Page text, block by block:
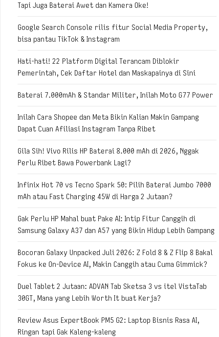
Tapi Juga Baterai Awet dan Kamera Oke!
Google Search Console rilis fitur Social Media Property,
bisa pantau TikTok & Instagram
Hati-hati! 22 Platform Digital Terancam Diblokir
Pemerintah, Cek Daftar Hotel dan Maskapainya di Sini
Baterai 7.000mAh & Standar Militer, Inilah Moto G77 Power
Inilah Cara Shopee dan Meta Bikin Kalian Makin Gampang
Dapat Cuan Afiliasi Instagram Tanpa Ribet
Gila Sih! Vivo Rilis HP Baterai 8.000 mAh di 2026, Nggak
Perlu Ribet Bawa Powerbank Lagi?
Infinix Hot 70 vs Tecno Spark 50: Pilih Baterai Jumbo 7000
mAh atau Fast Charging 45W di Harga 2 Jutaan?
Gak Perlu HP Mahal buat Pake AI: Intip Fitur Canggih di
Samsung Galaxy A37 dan A57 yang Bikin Hidup Lebih Gampang
Bocoran Galaxy Unpacked Juli 2026: Z Fold 8 & Z Flip 8 Bakal
Fokus ke On-Device AI, Makin Canggih atau Cuma Gimmick?
Duel Tablet 2 Jutaan: ADVAN Tab Sketsa 3 vs itel VistaTab
30GT, Mana yang Lebih Worth It buat Kerja?
Review Asus ExpertBook PM5 G2: Laptop Bisnis Rasa AI,
Ringan tapi Gak Kaleng-kaleng